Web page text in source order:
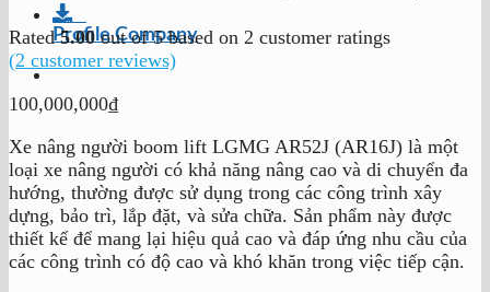
Profile Company
Rated5.00out of 5 based on 2 customer ratings
(2 customer reviews)
100,000,000₫
Xe nâng người boom lift LGMG AR52J (AR16J) là một
loại xe nâng người có khả năng nâng cao và di chuyển đa
hướng, thường được sử dụng trong các công trình xây
dựng, bảo trì, lắp đặt, và sửa chữa. Sản phẩm này được
thiết kế để mang lại hiệu quả cao và đáp ứng nhu cầu của
các công trình có độ cao và khó khăn trong việc tiếp cận.